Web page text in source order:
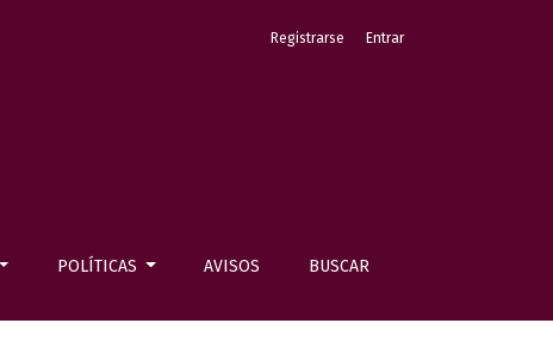
POLÍTICAS AVISOS BUSCAR
Registrarse Entrar